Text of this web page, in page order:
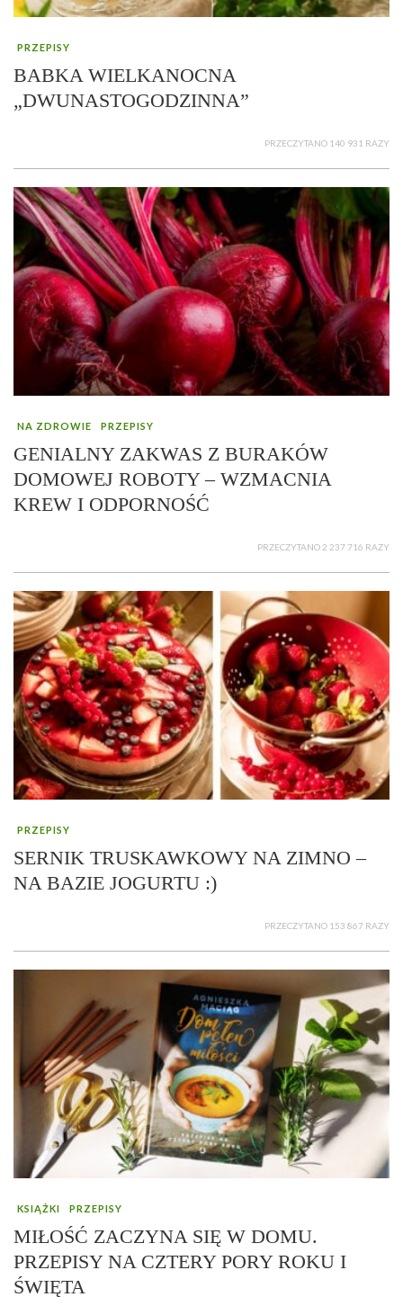
PRZEPISY
BABKA WIELKANOCNA
„DWUNASTOGODZINNA”
PRZECZYTANO 140 931 RAZY
NA ZDROWIE PRZEPISY
GENIALNY ZAKWAS Z BURAKÓW
DOMOWEJ ROBOTY – WZMACNIA
KREW I ODPORNOŚĆ
PRZECZYTANO 2 237 716 RAZY
PRZEPISY
SERNIK TRUSKAWKOWY NA ZIMNO –
NA BAZIE JOGURTU :)
PRZECZYTANO 153 867 RAZY
KSIĄŻKI PRZEPISY
MIŁOŚĆ ZACZYNA SIĘ W DOMU.
PRZEPISY NA CZTERY PORY ROKU I
ŚWIĘTA